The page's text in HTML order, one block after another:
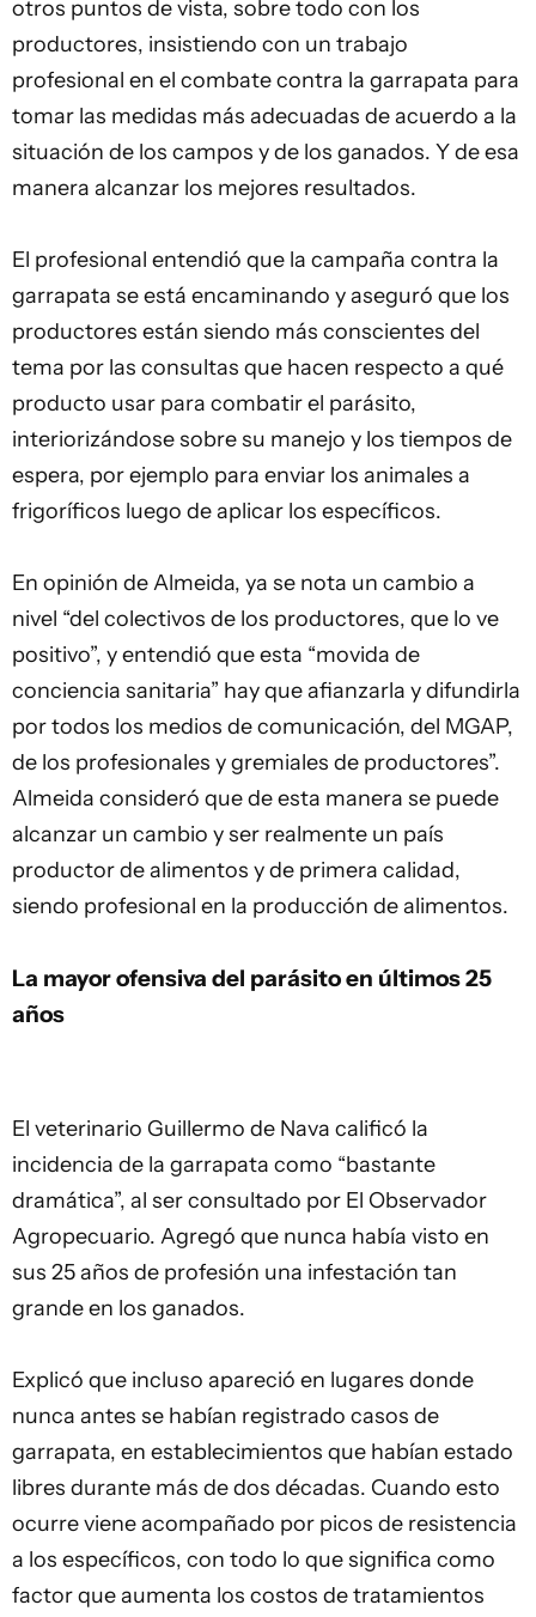
otros puntos de vista, sobre todo con los
productores, insistiendo con un trabajo
profesional en el combate contra la garrapata para
tomar las medidas más adecuadas de acuerdo a la
situación de los campos y de los ganados. Y de esa
manera alcanzar los mejores resultados.
El profesional entendió que la campaña contra la
garrapata se está encaminando y aseguró que los
productores están siendo más conscientes del
tema por las consultas que hacen respecto a qué
producto usar para combatir el parásito,
interiorizándose sobre su manejo y los tiempos de
espera, por ejemplo para enviar los animales a
frigoríficos luego de aplicar los específicos.
En opinión de Almeida, ya se nota un cambio a
nivel “del colectivos de los productores, que lo ve
positivo”, y entendió que esta “movida de
conciencia sanitaria” hay que afianzarla y difundirla
por todos los medios de comunicación, del MGAP,
de los profesionales y gremiales de productores”.
Almeida consideró que de esta manera se puede
alcanzar un cambio y ser realmente un país
productor de alimentos y de primera calidad,
siendo profesional en la producción de alimentos.
La mayor ofensiva del parásito en últimos 25
años
El veterinario Guillermo de Nava calificó la
incidencia de la garrapata como “bastante
dramática”, al ser consultado por El Observador
Agropecuario. Agregó que nunca había visto en
sus 25 años de profesión una infestación tan
grande en los ganados.
Explicó que incluso apareció en lugares donde
nunca antes se habían registrado casos de
garrapata, en establecimientos que habían estado
libres durante más de dos décadas. Cuando esto
ocurre viene acompañado por picos de resistencia
a los específicos, con todo lo que significa como
factor que aumenta los costos de tratamientos